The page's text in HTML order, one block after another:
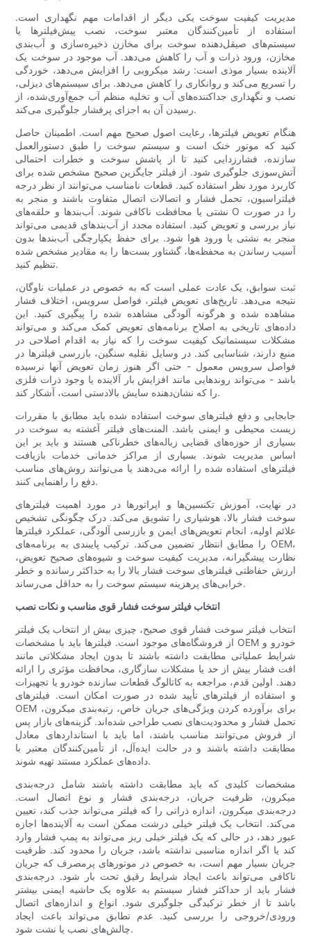
مدیریت کیفیت سوخت یکی دیگر از اقدامات مهم نگهداری است.
استفاده از تأمین‌کنندگان معتبر سوخت، نصب پیش‌فیلترها یا
سیستم‌های صیقل‌دهنده سوخت برای مخازن ذخیره‌سازی و آب‌بندی
مخازن، ورود ذرات و آب را کاهش می‌دهد. آب موجود در سوخت یک
آلاینده بسیار موذی است: رشد میکروبی را افزایش می‌دهد، خوردگی
را تسریع می‌کند و روانکاری را کاهش می‌دهد. برای سیستم‌های دیزلی،
نصب و نگهداری جداکننده‌های آب و تخلیه منظم آب جمع‌آوری‌شده، از
رسیدن آن به اجزای پرفشار جلوگیری می‌کند.
هنگام تعویض فیلترها، رعایت اصول صحیح مهم است. اطمینان حاصل
کنید که موتور خنک است و سیستم سوخت را طبق دستورالعمل
سازنده، فشارزدایی کنید تا از پاشش سوخت و خطرات احتمالی
آتش‌سوزی جلوگیری شود. از فیلتر جایگزین صحیح مشخص شده برای
کاربرد مورد نظر استفاده کنید. قطعات نامناسب می‌توانند از نظر درجه
فیلتراسیون، تحمل فشار و اتصالات اتصال متفاوت باشند و منجر به
نشتی یا محافظت ناکافی شوند. آب‌بندها و حلقه‌های O را در صورت
نیاز بررسی و تعویض کنید. استفاده مجدد از آب‌بندهای قدیمی می‌تواند
منجر به نشتی یا ورود هوا شود. برای حفظ یکپارچگی آب‌بندها بدون
آسیب رساندن به محفظه‌ها، گشتاور بست‌ها را به مقادیر مشخص شده
تنظیم کنید.
ثبت سوابق، یک عادت عملی است که به خصوص در عملیات ناوگان،
نتیجه می‌دهد. تاریخ‌های تعویض فیلتر، فواصل سرویس، اختلاف فشار
مشاهده شده و هرگونه آلودگی مشاهده شده را پیگیری کنید. این
داده‌های تاریخی به اصلاح برنامه‌های تعویض کمک می‌کند و می‌تواند
مشکلات سیستماتیک کیفیت سوخت را که نیاز به اقدام اصلاحی در
منبع دارند، شناسایی کند. در وسایل نقلیه سنگین، بازرسی فیلترها در
فواصل سرویس معمول - حتی اگر هنوز زمان تعویض آنها نرسیده
باشد - می‌تواند روندهایی مانند افزایش بار آلاینده یا وجود ذرات فلزی
را که نشان‌دهنده سایش بالادستی است، آشکار کند.
جابجایی و دفع فیلترهای سوخت استفاده شده باید مطابق با مقررات
زیست محیطی و ایمنی باشد. المنت‌های فیلتر آغشته به سوخت در
بسیاری از حوزه‌های قضایی زباله‌های خطرناکی هستند و باید بر این
اساس مدیریت شوند. بسیاری از مراکز خدماتی خدمات بازیافت
فیلترهای استفاده شده را ارائه می‌دهند یا می‌توانند روش‌های مناسب
دفع را راهنمایی کنند.
در نهایت، آموزش تکنسین‌ها و اپراتورها در مورد اهمیت فیلترهای
سوخت فشار بالا، هوشیاری را تشویق می‌کند. درک چگونگی تشخیص
علائم اولیه، انجام تعویض‌های ایمن و بازرسی آلودگی، عملکرد فیلترها
را مطابق انتظار تضمین می‌کند. ترکیب پایبندی به برنامه‌های OEM،
نظارت پیشگیرانه، مدیریت کیفیت سوخت و شیوه‌های صحیح تعویض،
ارزش حفاظتی فیلترهای سوخت فشار بالا را به حداکثر رسانده و خطر
خرابی‌های پرهزینه سیستم سوخت را به حداقل می‌رساند.
انتخاب فیلتر سوخت فشار قوی مناسب و نکات نصب
انتخاب فیلتر سوخت فشار قوی صحیح، چیزی بیش از انتخاب یک فیلتر
از فروشگاه‌های موجود است. فیلترها باید با مشخصات OEM خودرو و
شرایط عملیاتی مطابقت داشته باشند تا بدون ایجاد مشکلاتی مانند
افت فشار بیش از حد یا مشکلات سازگاری، محافظت مؤثری را ارائه
دهند. اولین قدم، مراجعه به کاتالوگ قطعات سازنده خودرو یا تجهیزات
و استفاده از فیلترهای تأیید شده در صورت امکان است. فیلترهای
OEM برای برآورده کردن ویژگی‌های جریان خاص، رتبه‌بندی میکرون،
تحمل فشار و محدودیت‌های نصب طراحی شده‌اند. گزینه‌های بازار پس
از فروش می‌توانند مناسب باشند، اما باید با استانداردهای معادل
مطابقت داشته باشند و در حالت ایده‌آل، از تأمین‌کنندگان معتبر با
داده‌های عملکرد مستند تهیه شوند.
مشخصات کلیدی که باید مطابقت داشته باشند شامل درجه‌بندی
میکرون، ظرفیت جریان، درجه‌بندی فشار و نوع اتصال است.
درجه‌بندی میکرون، اندازه ذراتی را که فیلتر می‌تواند جذب کند، تعیین
می‌کند. انتخاب یک فیلتر خیلی درشت ممکن است به آلاینده‌ها اجازه
عبور دهد، در حالی که یک فیلتر خیلی ریز می‌تواند به پمپ فشار وارد
کند یا اگر اندازه مناسبی نداشته باشد، جریان را محدود کند. ظرفیت
جریان بسیار مهم است، به خصوص در موتورهای پرمصرف که جریان
ناکافی می‌تواند باعث ایجاد شرایط رقیق تحت بار شود. درجه‌بندی
فشار باید از حداکثر فشار سیستم به علاوه یک حاشیه ایمنی بیشتر
باشد تا از خطر ترکیدگی جلوگیری شود. انواع و اندازه‌های اتصال
ورودی/خروجی را بررسی کنید. عدم تطابق می‌تواند باعث ایجاد
چالش‌های نصب یا نشت شود.